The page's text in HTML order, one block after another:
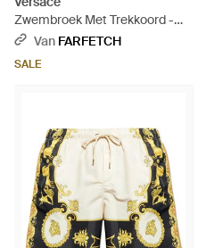
Zwembroek Met Trekkoord -
GrijsVan FARFETCH
SALE